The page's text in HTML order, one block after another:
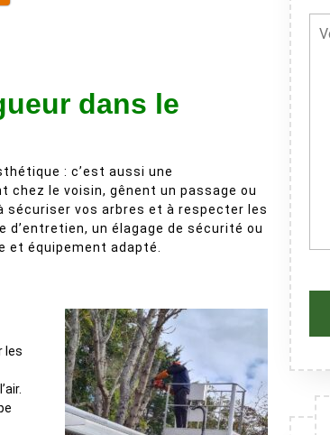
dans le
: c’est aussi une
chez le voisin, gênent un passage ou
sécuriser vos arbres et à respecter les
un élagage de sécurité ou
et équipement adapté.
les